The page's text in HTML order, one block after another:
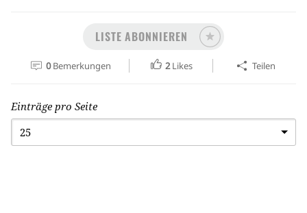
LISTE ABONNIEREN
0 Bemerkungen 2 Likes Teilen
Einträge pro Seite